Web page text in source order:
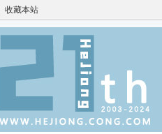
收藏本站